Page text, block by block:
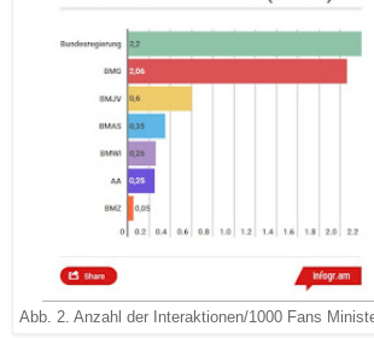
Abb. 2. Anzahl der Interaktionen/1000 Fans